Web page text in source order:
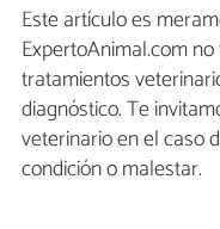
Este artículo es
ExpertoAnimal.com
tratamientos
diagnóstico. Te
veterinario en el caso
condición o malestar.